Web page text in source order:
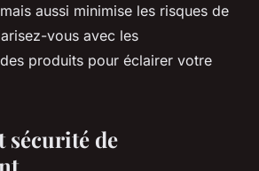
aussi minimise les risques de
vous avec les
produits pour éclairer votre
sécurité de